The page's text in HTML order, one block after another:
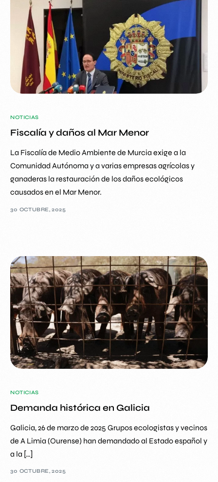
NOTICIAS
Fiscalía y daños al Mar Menor
La Fiscalía de Medio Ambiente de Murcia exige a la
Comunidad Autónoma y a varias empresas agrícolas y
ganaderas la restauración de los daños ecológicos
causados en el Mar Menor.
30 OCTUBRE, 2025
NOTICIAS
Demanda histórica en Galicia
Galicia, 26 de marzo de 2025 Grupos ecologistas y vecinos
de A Limia (Ourense) han demandado al Estado español y
a la […]
30 OCTUBRE, 2025